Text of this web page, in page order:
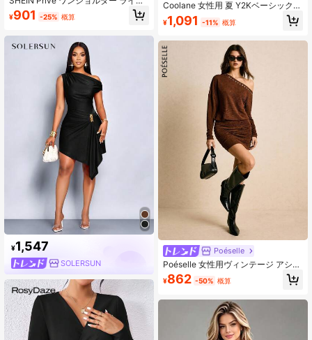
ストーン詳細 フリルの付いた ボディ
コンドレス
¥901 -25% 概算
¥1,547
SOLERSUN
Coolane 女性用 夏 Y2Kベーシック
デイリーウェア カジュアル ブラック
ニット アシンメトリー ショルダー
ミニドレス
¥1,091 -11% 概算
Poéselle
Poéselle 女性用ヴィンテージ アシン
メトリーショルダー 長袖 カジュアル
メタルアイレット ミニドレス、パー
年末年始ドレス、エレガントドレ
ス、オーバーサイズドレス、ブラウ
ンドレス、秋冬の快適な女性用服、
デイリー、外出、通勤に適していま
¥862 -50% 概算